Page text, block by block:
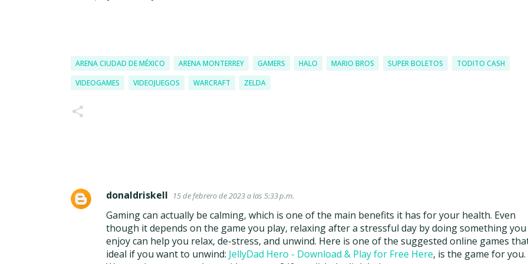
ARENA CIUDAD DE MÉXICO ARENA MONTERREY GAMERS HALO MARIO BROS SUPER BOLETOS
TODITO CASH
VIDEOGAMES
VIDEOJUEGOS WARCRAFT ZELDA
C
donaldriskell 15 de febrero de 2023 a las 5:33 p.m.
Gaming can actually be calming, which is one of the main benefits it has for your health. Even
though it depends on the game you play, relaxing after a stressful day by doing something you
enjoy can help you relax, de-stress, and unwind. Here is one of the suggested online games
ideal if you want to unwind: JellyDad Hero - Download & Play for Free Here, is the game for you.